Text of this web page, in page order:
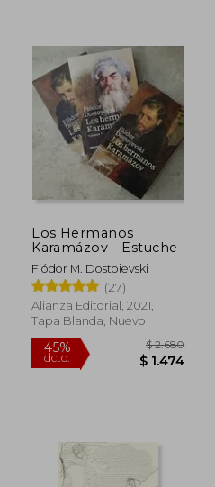
45%
dcto.
Los Hermanos
Karamázov - Estuche
Fiódor M. Dostoievski
(27)
Alianza Editorial, 2021,
Tapa Blanda, Nuevo